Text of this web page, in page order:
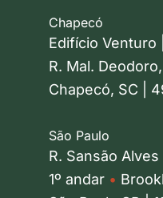
Chapecó
Edifício Venturo
R. Mal.
Chapecó, SC |
São Paulo
R. Sansão
1º andar •